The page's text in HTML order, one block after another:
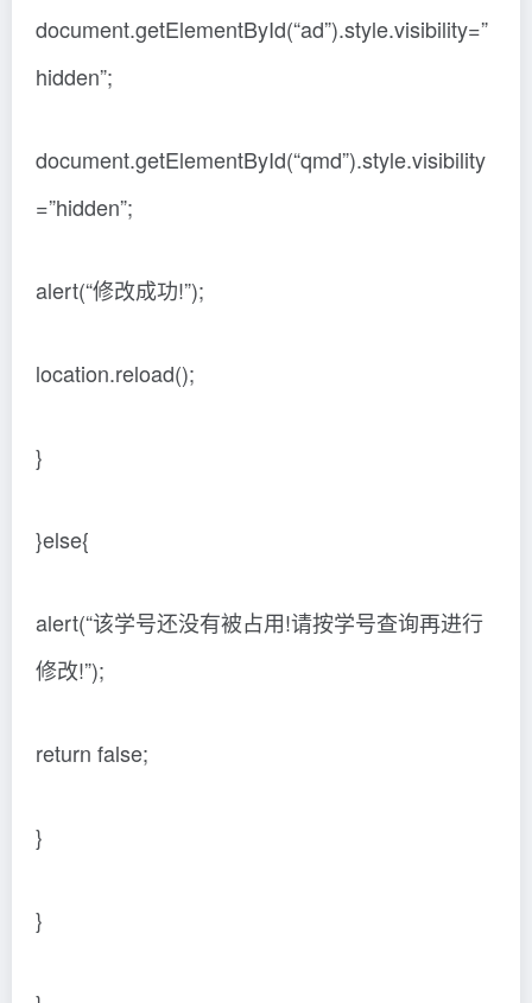
document.getElementById(“ad”).style.visibility=”
hidden”;
document.getElementById(“qmd”).style.visibility
=”hidden”;
alert(“修改成功!”);
location.reload();
}
}else{
alert(“该学号还没有被占用!请按学号查询再进行
修改!”);
return false;
}
}